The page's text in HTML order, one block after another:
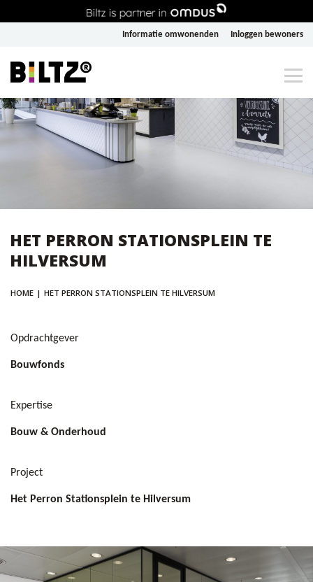
Informatie omwonenden Inloggen bewoners
HET PERRON STATIONSPLEIN TE
HILVERSUM
HOME | HET PERRON STATIONSPLEIN TE HILVERSUM
Opdrachtgever
Bouwfonds
Expertise
Bouw & Onderhoud
Project
Het Perron Stationsplein te Hilversum